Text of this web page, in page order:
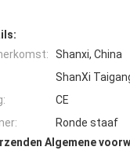
Shanxi, China
ShanXi
CE
Ronde staaf
Algemene